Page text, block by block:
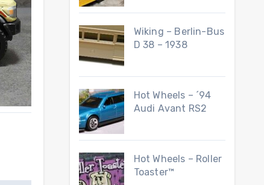
Wiking – Berlin-Bus
D 38 – 1938
Hot Wheels – ´94
Audi Avant RS2
Hot Wheels – Roller
Toaster™